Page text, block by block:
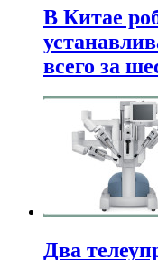
В Китае
всего за
Два